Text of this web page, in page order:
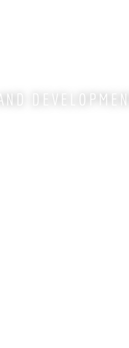
DEVELOPMENT